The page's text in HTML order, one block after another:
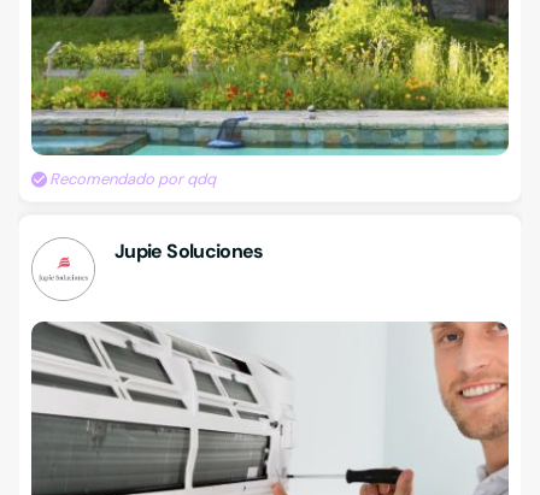
Recomendado por qdq
Jupie Soluciones